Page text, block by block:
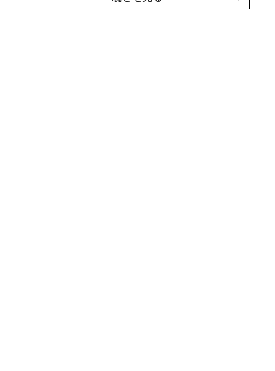
考えられる9つの事柄を以下に紹介する。